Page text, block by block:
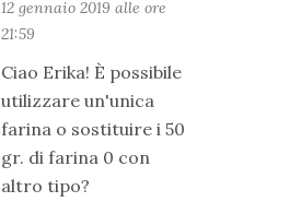
12 gennaio 2019 alle ore
21:59
Ciao Erika! È possibile
utilizzare un'unica
farina o sostituire i 50
gr. di farina 0 con
altro tipo?